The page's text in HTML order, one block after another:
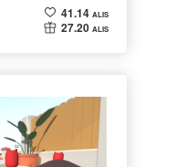
41.14 ALIS
27.20 ALIS